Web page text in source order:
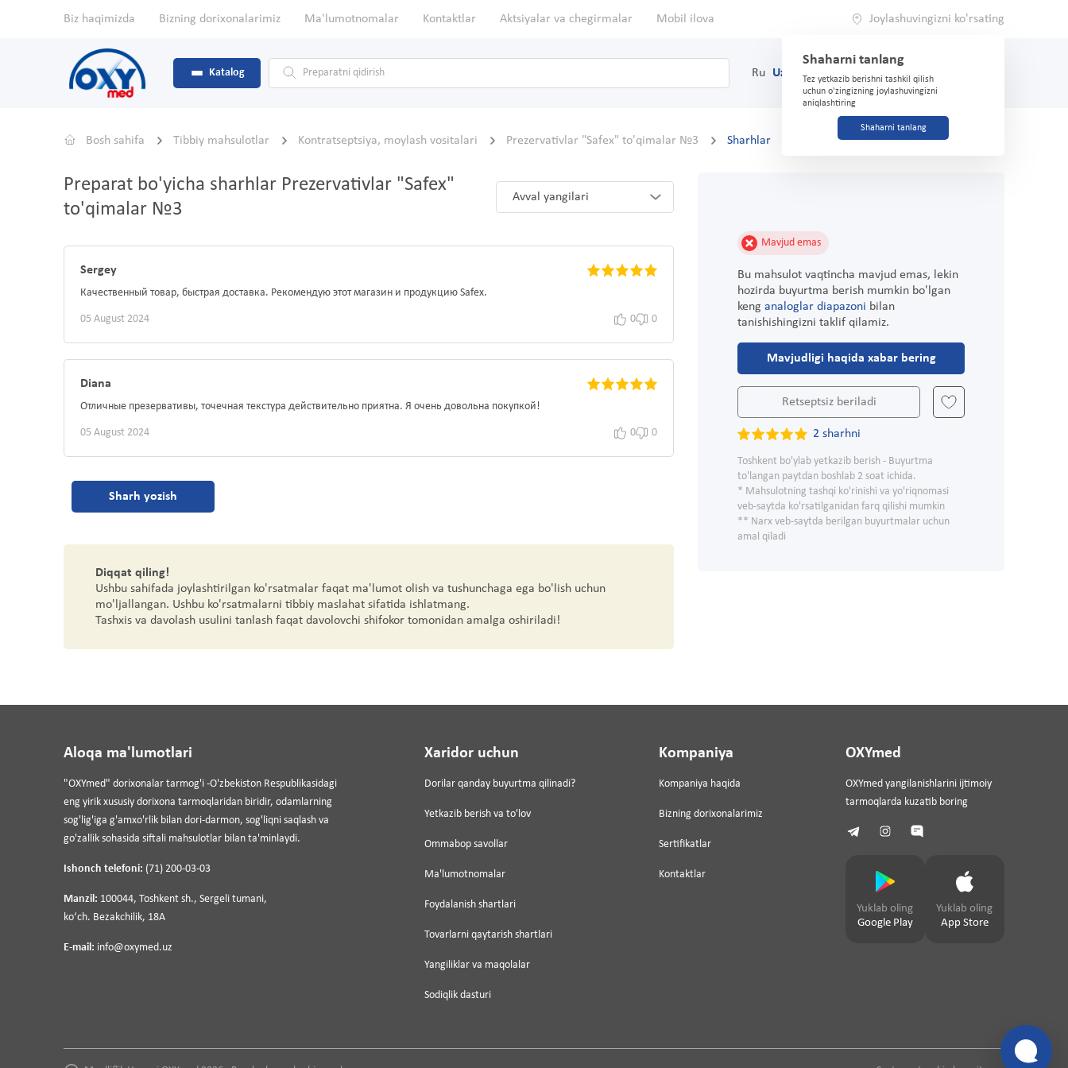
Biz haqimizda Bizning dorixonalarimiz Ma'lumotnomalar Kontaktlar Aktsiyalar va chegirmalar Mobil ilova Joylashuvingizni ko'rsating
Shaharni tanlang
Tez yetkazib berishni tashkil qilish
uchun o'zingizning joylashuvingizni
aniqlashtiring
Shaharni tanlang
Katalog Ru Uz (71) 200-03-03
Bosh sahifa Tibbiy mahsulotlar Kontratseptsiya, moylash vositalari Prezervativlar "Safex" to'qimalar №3 Sharhlar
Preparat bo'yicha sharhlar Prezervativlar "Safex"
to'qimalar №3
Avval yangilari
Sergey
Качественный товар, быстрая доставка. Рекомендую этот магазин и продукцию Safex.
05 August 2024 0 0
Diana
Отличные презервативы, точечная текстура действительно приятна. Я очень довольна покупкой!
05 August 2024 0 0
Sharh yozish
Diqqat qiling!
Ushbu sahifada joylashtirilgan ko'rsatmalar faqat ma'lumot olish va tushunchaga ega bo'lish uchun
mo'ljallangan. Ushbu ko'rsatmalarni tibbiy maslahat sifatida ishlatmang.
Tashxis va davolash usulini tanlash faqat davolovchi shifokor tomonidan amalga oshiriladi!
Mavjud emas
Bu mahsulot vaqtincha mavjud emas, lekin
hozirda buyurtma berish mumkin bo'lgan
keng analoglar diapazoni bilan
tanishishingizni taklif qilamiz.
Mavjudligi haqida xabar bering
Retseptsiz beriladi
2 sharhni
Toshkent bo'ylab yetkazib berish - Buyurtma
to'langan paytdan boshlab 2 soat ichida.
* Mahsulotning tashqi ko'rinishi va yo'riqnomasi
veb-saytda ko'rsatilganidan farq qilishi mumkin
** Narx veb-saytda berilgan buyurtmalar uchun
amal qiladi
Aloqa ma'lumotlari
"OXYmed" dorixonalar tarmog'i -O'zbekiston Respublikasidagi
eng yirik xususiy dorixona tarmoqlaridan biridir, odamlarning
sog'lig'iga g'amxo'rlik bilan dori-darmon, sog'liqni saqlash va
go'zallik sohasida siftali mahsulotlar bilan ta'minlaydi.
Ishonch telefoni: (71) 200-03-03
Manzil: 100044, Toshkent sh., Sergeli tumani,
koʻch. Bezakchilik, 18A
E-mail: info@oxymed.uz
Xaridor uchun
Dorilar qanday buyurtma qilinadi?
Yetkazib berish va to'lov
Ommabop savollar
Ma'lumotnomalar
Foydalanish shartlari
Tovarlarni qaytarish shartlari
Yangiliklar va maqolalar
Sodiqlik dasturi
Kompaniya
Kompaniya haqida
Bizning dorixonalarimiz
Sertifikatlar
Kontaktlar
OXYmed
OXYmed yangilanishlarini ijtimoiy
tarmoqlarda kuzatib boring
Yuklab oling
Google Play
Yuklab oling
App Store